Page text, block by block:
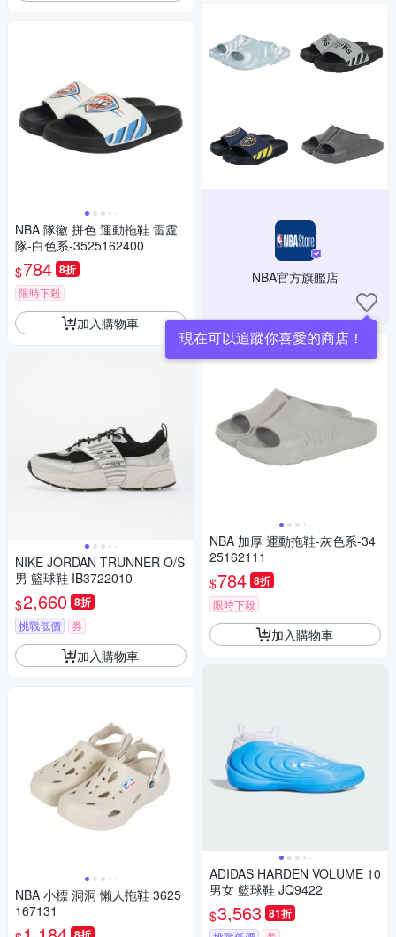
NBA 隊徽 拼色 運動拖鞋 雷霆
隊-白色系-3525162400
$784 8折
限時下殺
加入購物車
NIKE JORDAN TRUNNER O/S
男 籃球鞋 IB3722010
$2,660 8折
挑戰低價 券
加入購物車
NBA 小標 洞洞 懶人拖鞋 3625
167131
NBA官方旗艦店
現在可以追蹤你喜愛的商店！
NBA 加厚 運動拖鞋-灰色系-34
25162111
$784 8折
限時下殺
加入購物車
ADIDAS HARDEN VOLUME 10
男女 籃球鞋 JQ9422
$3,563 81折